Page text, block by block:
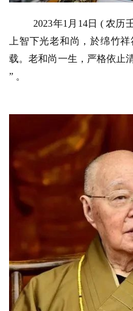
2023年1月14日 ( 农历
上智下光老和尚，於绵竹
载。老和尚一生，严格依止
” 。